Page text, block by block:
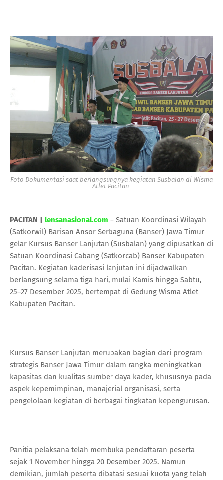
Foto Dokumentasi saat berlangsungnya kegiatan Susbalan di Wisma
Atlet Pacitan
PACITAN | lensanasional.com – Satuan Koordinasi Wilayah
(Satkorwil) Barisan Ansor Serbaguna (Banser) Jawa Timur
gelar Kursus Banser Lanjutan (Susbalan) yang dipusatkan di
Satuan Koordinasi Cabang (Satkorcab) Banser Kabupaten
Pacitan. Kegiatan kaderisasi lanjutan ini dijadwalkan
berlangsung selama tiga hari, mulai Kamis hingga Sabtu,
25–27 Desember 2025, bertempat di Gedung Wisma Atlet
Kabupaten Pacitan.
Kursus Banser Lanjutan merupakan bagian dari program
strategis Banser Jawa Timur dalam rangka meningkatkan
kapasitas dan kualitas sumber daya kader, khususnya pada
aspek kepemimpinan, manajerial organisasi, serta
pengelolaan kegiatan di berbagai tingkatan kepengurusan.
Panitia pelaksana telah membuka pendaftaran peserta
sejak 1 November hingga 20 Desember 2025. Namun
demikian, jumlah peserta dibatasi sesuai kuota yang telah